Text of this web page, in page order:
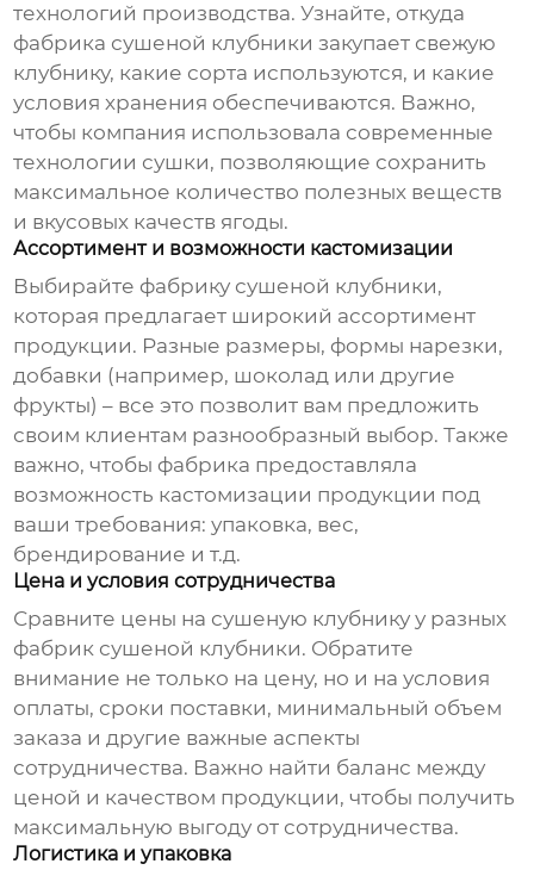
технологий производства. Узнайте, откуда
фабрика сушеной клубники закупает свежую
клубнику, какие сорта используются, и какие
условия хранения обеспечиваются. Важно,
чтобы компания использовала современные
технологии сушки, позволяющие сохранить
максимальное количество полезных веществ
и вкусовых качеств ягоды.
Ассортимент и возможности кастомизации
Выбирайте фабрику сушеной клубники,
которая предлагает широкий ассортимент
продукции. Разные размеры, формы нарезки,
добавки (например, шоколад или другие
фрукты) – все это позволит вам предложить
своим клиентам разнообразный выбор. Также
важно, чтобы фабрика предоставляла
возможность кастомизации продукции под
ваши требования: упаковка, вес,
брендирование и т.д.
Цена и условия сотрудничества
Сравните цены на сушеную клубнику у разных
фабрик сушеной клубники. Обратите
внимание не только на цену, но и на условия
оплаты, сроки поставки, минимальный объем
заказа и другие важные аспекты
сотрудничества. Важно найти баланс между
ценой и качеством продукции, чтобы получить
максимальную выгоду от сотрудничества.
Логистика и упаковка